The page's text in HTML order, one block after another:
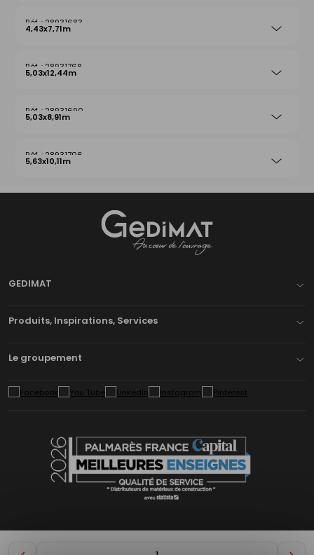
28931683
4,43x7,71m
28931768
5,03x12,44m
28931690
5,03x8,91m
28931706
5,63x10,11m
GEDIMAT
Produits, Inspirations, Services
Le groupement